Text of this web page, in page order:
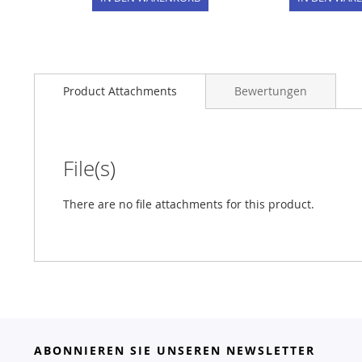
Product Attachments
File(s)
There are no file attachments for this product.
Bewertungen
ABONNIEREN SIE UNSEREN NEWSLETTER